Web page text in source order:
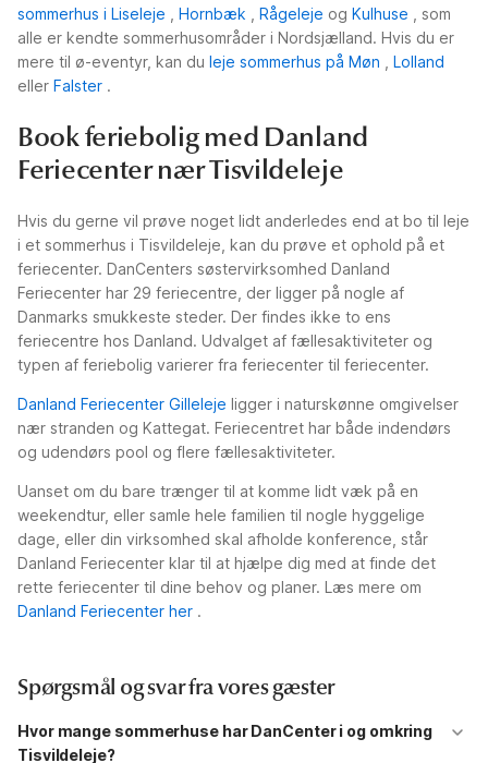
sommerhus i Liseleje
Hornbæk Rågeleje og Kulhuse , som
alle er kendte sommerhusområder i Nordsjælland. Hvis du er
mere til ø-eventyr, kan du leje sommerhus på Møn
Lolland
eller Falster .
Book feriebolig med Danland
Feriecenter nær Tisvildeleje
Hvis du gerne vil prøve noget lidt anderledes end at bo til leje
i et sommerhus i Tisvildeleje, kan du prøve et ophold på et
feriecenter. DanCenters søstervirksomhed Danland
Feriecenter har 29 feriecentre, der ligger på nogle af
Danmarks smukkeste steder. Der findes ikke to ens
feriecentre hos Danland. Udvalget af fællesaktiviteter og
typen af feriebolig varierer fra feriecenter til feriecenter.
Danland Feriecenter Gilleleje ligger i naturskønne omgivelser
nær stranden og Kattegat. Feriecentret har både indendørs
og udendørs pool og flere fællesaktiviteter.
Uanset om du bare trænger til at komme lidt væk på en
weekendtur, eller samle hele familien til nogle hyggelige
dage, eller din virksomhed skal afholde konference, står
Danland Feriecenter klar til at hjælpe dig med at finde det
rette feriecenter til dine behov og planer. Læs mere om
Danland Feriecenter her .
Spørgsmål og svar fra vores gæster
Hvor mange sommerhuse har DanCenter i og omkring
Tisvildeleje?